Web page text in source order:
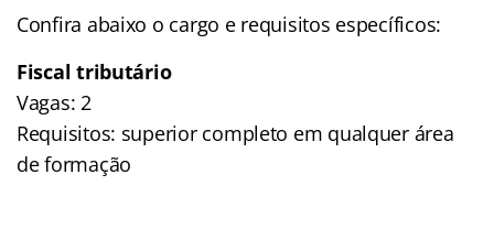
Confira abaixo o cargo e requisitos específicos:
Fiscal tributário
Vagas: 2
Requisitos: superior completo em qualquer área
de formação